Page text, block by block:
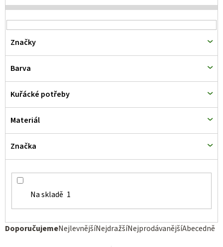
Ř
DoporučujemeNejlevnějšíNejdražšíNejprodávanějšíAbecedně
Na skladě 1
Značky
Barva
Kuřácké potřeby
Materiál
Značka
p
r
o
d
u
k
t
ů